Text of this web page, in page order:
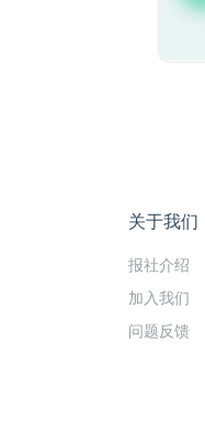
关于我们
报社介绍
加入我们
问题反馈